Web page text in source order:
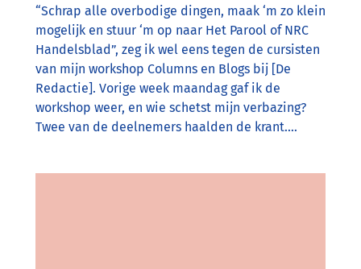
“Schrap alle overbodige dingen, maak ‘m zo klein
mogelijk en stuur ‘m op naar Het Parool of NRC
Handelsblad”, zeg ik wel eens tegen de cursisten
van mijn workshop Columns en Blogs bij [De
Redactie]. Vorige week maandag gaf ik de
workshop weer, en wie schetst mijn verbazing?
Twee van de deelnemers haalden de krant.…